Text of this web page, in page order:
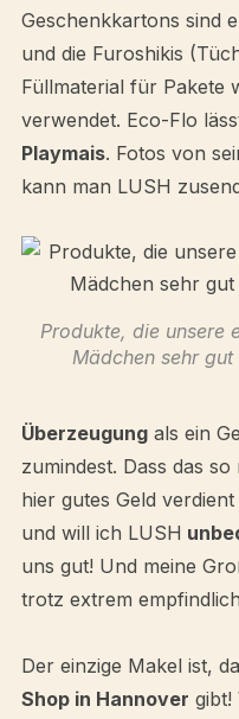
Geschenkkartons sind
und die Furoshikis
Füllmaterial für Pakete
verwendet. Eco-Flo
Playmais. Fotos von
kann man LUSH
Produkte, die unsere
Mädchen sehr
Überzeugungals ein
zumindest. Dass das
hier gutes Geld
und will ich LUSH
uns gut! Und meine
trotz extrem
Der einzige Makel ist,
Shop in Hannover gibt!